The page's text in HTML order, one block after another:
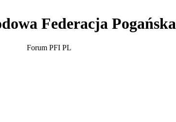
Federacja Pogańska
Forum PFI PL